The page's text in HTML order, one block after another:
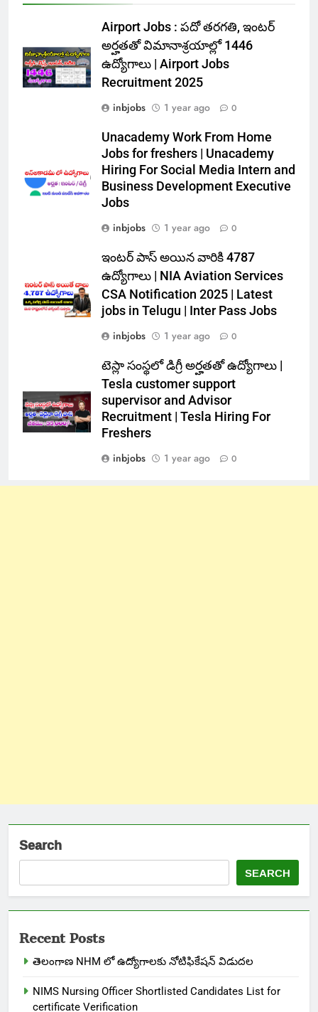
Airport Jobs : పదో తరగతి, ఇంటర్
అర్హతతో విమానాశ్రయాల్లో 1446
ఉద్యోగాలు | Airport Jobs
Recruitment 2025
inbjobs
1 year ago 0
Unacademy Work From Home
Jobs for freshers | Unacademy
Hiring For Social Media Intern and
Business Development Executive
Jobs
inbjobs
1 year ago 0
ఇంటర్ పాస్ అయిన వారికి 4787
ఉద్యోగాలు | NIA Aviation Services
CSA Notification 2025 | Latest
jobs in Telugu | Inter Pass Jobs
inbjobs
1 year ago 0
టెస్లా సంస్థలో డిగ్రీ అర్హతతో ఉద్యోగాలు |
Tesla customer support
supervisor and Advisor
Recruitment | Tesla Hiring For
Freshers
inbjobs
1 year ago 0
Search
SEARCH
Recent Posts
తెలంగాణ NHM లో ఉద్యోగాలకు నోటిఫికేషన్ విడుదల
NIMS Nursing Officer Shortlisted Candidates List for
certificate Verification